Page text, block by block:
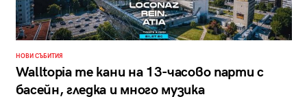
НОВИ СЪБИТИЯ
Walltopia те кани на 13-часово парти с
басейн, гледка и много музика